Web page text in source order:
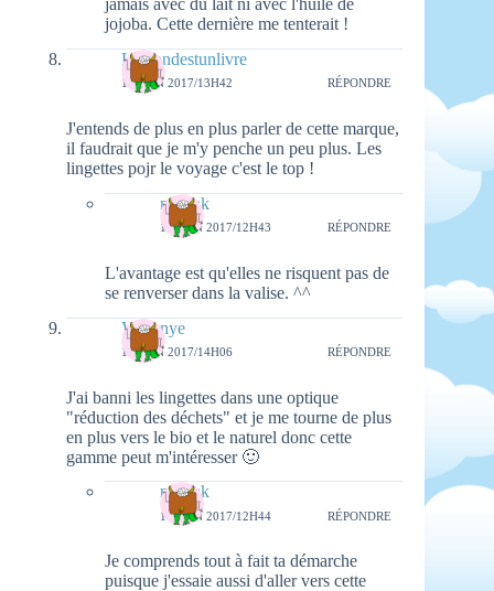
jamais avec du lait ni avec l'huile de
jojoba. Cette dernière me tenterait !
Lemondestunlivre
16 JUIN 2017/13H42 RÉPONDRE
J'entends de plus en plus parler de cette marque,
il faudrait que je m'y penche un peu plus. Les
lingettes pojr le voyage c'est le top !
natieak
18 JUIN 2017/12H43 RÉPONDRE
L'avantage est qu'elles ne risquent pas de
se renverser dans la valise. ^^
Vyrjynye
16 JUIN 2017/14H06 RÉPONDRE
J'ai banni les lingettes dans une optique
"réduction des déchets" et je me tourne de plus
en plus vers le bio et le naturel donc cette
gamme peut m'intéresser 🙂
natieak
18 JUIN 2017/12H44 RÉPONDRE
Je comprends tout à fait ta démarche
puisque j'essaie aussi d'aller vers cette